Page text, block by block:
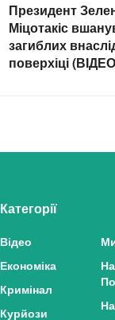
Президент
Міцотакіс
загиблих
поверхіці
Категорії
Відео
Економіка
Кримінал
Курйози